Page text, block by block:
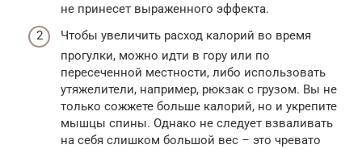
не принесет выраженного эффекта.
Чтобы увеличить расход калорий во время
прогулки, можно идти в гору или по
пересеченной местности, либо использовать
утяжелители, например, рюкзак с грузом. Вы не
только сожжете больше калорий, но и укрепите
мышцы спины. Однако не следует взваливать
на себя слишком большой вес – это чревато